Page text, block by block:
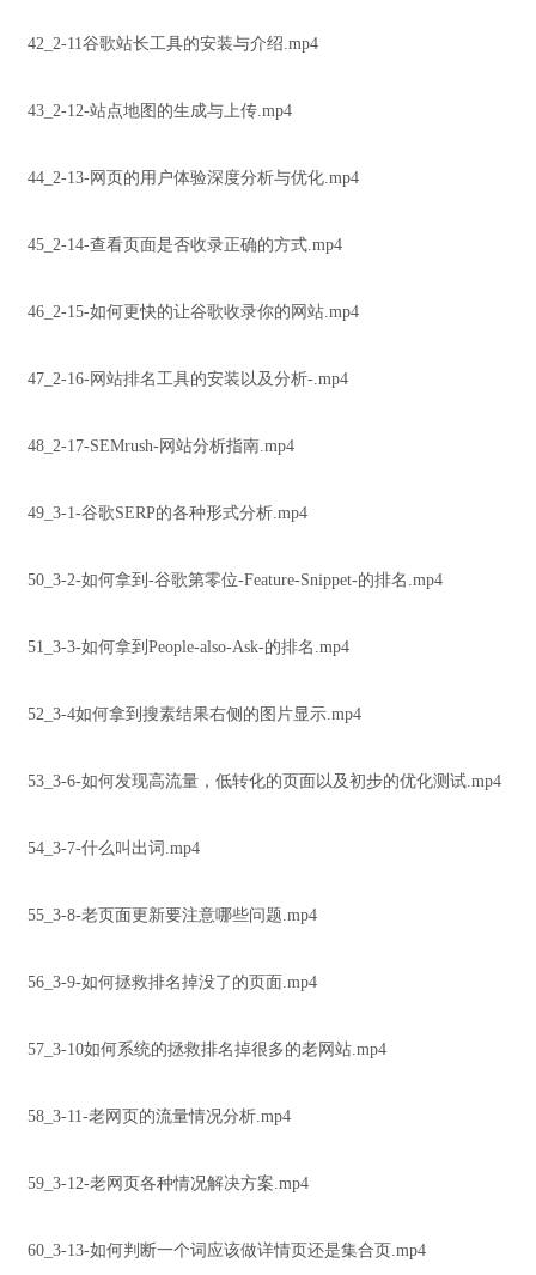
42_2-11谷歌站长工具的安装与介绍.mp4
43_2-12-站点地图的生成与上传.mp4
44_2-13-网页的用户体验深度分析与优化.mp4
45_2-14-查看页面是否收录正确的方式.mp4
46_2-15-如何更快的让谷歌收录你的网站.mp4
47_2-16-网站排名工具的安装以及分析-.mp4
48_2-17-SEMrush-网站分析指南.mp4
49_3-1-谷歌SERP的各种形式分析.mp4
50_3-2-如何拿到-谷歌第零位-Feature-Snippet-的排名.mp4
51_3-3-如何拿到People-also-Ask-的排名.mp4
52_3-4如何拿到搜素结果右侧的图片显示.mp4
53_3-6-如何发现高流量，低转化的页面以及初步的优化测试.mp4
54_3-7-什么叫出词.mp4
55_3-8-老页面更新要注意哪些问题.mp4
56_3-9-如何拯救排名掉没了的页面.mp4
57_3-10如何系统的拯救排名掉很多的老网站.mp4
58_3-11-老网页的流量情况分析.mp4
59_3-12-老网页各种情况解决方案.mp4
60_3-13-如何判断一个词应该做详情页还是集合页.mp4